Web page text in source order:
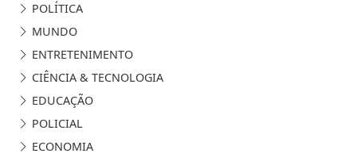
POLÍTICA
MUNDO
ENTRETENIMENTO
CIÊNCIA & TECNOLOGIA
EDUCAÇÃO
POLICIAL
ECONOMIA